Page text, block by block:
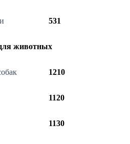
531
животных
1210
1120
1130